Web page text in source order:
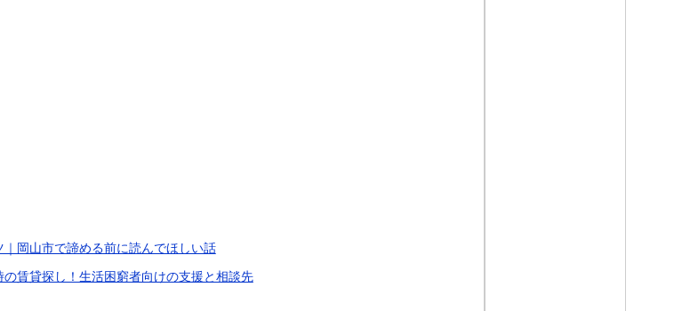
岡山市で諦める前に読んでほしい話
の賃貸探し！生活困窮者向けの支援と相談先